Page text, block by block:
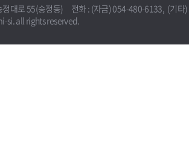
정대로 55(송정동) 전화 : (자금) 054-480-6133, (기타
si. all rights reserved.